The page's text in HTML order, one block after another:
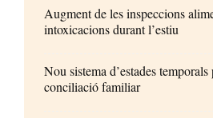
Augment de les inspeccions
intoxicacions durant l’estiu
Nou sistema d’estades
conciliació familiar